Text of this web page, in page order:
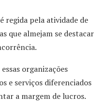
regida pela atividade de
que almejam se destacar
organizações
e serviços diferenciados
a margem de lucros.